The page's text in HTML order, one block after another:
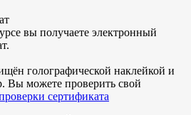
вы получаете электронный
голографической наклейкой и
Вы можете проверить свой
сертификата